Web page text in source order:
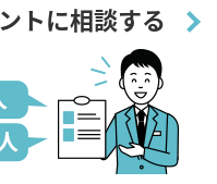
トに相談する